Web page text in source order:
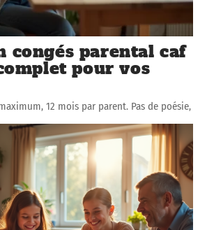
congés parental caf
pour vos
12 mois par parent. Pas de poésie,